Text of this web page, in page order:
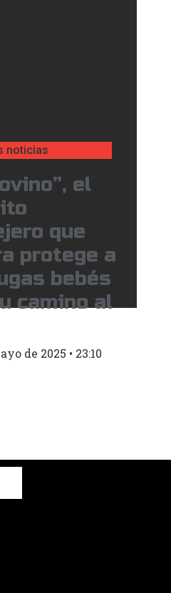
noticias
el
que
protege a
bebés
camino al
de 2025 23:10